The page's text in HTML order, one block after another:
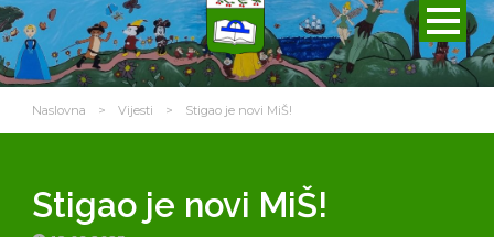
Naslovna > Vijesti > Stigao je novi MiŠ!
Stigao je novi MiŠ!